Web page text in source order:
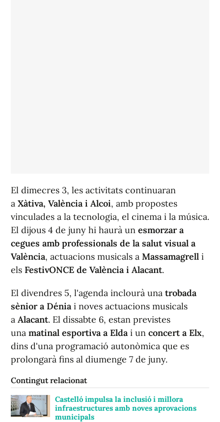
El dimecres 3, les activitats continuaran
a Xàtiva, València i Alcoi, amb propostes
vinculades a la tecnologia, el cinema i la música.
El dijous 4 de juny hi haurà un esmorzar a
cegues amb professionals de la salut visual a
València, actuacions musicals a Massamagrell i
els FestivONCE de València i Alacant.
El divendres 5, l'agenda inclourà una trobada
sènior a Dénia i noves actuacions musicals
a Alacant. El dissabte 6, estan previstes
una matinal esportiva a Elda i un concert a Elx,
dins d'una programació autonòmica que es
prolongarà fins al diumenge 7 de juny.
Contingut relacionat
Castelló impulsa la inclusió i millora
infraestructures amb noves aprovacions
municipals